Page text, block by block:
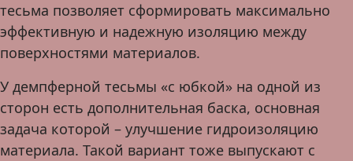
тесьма позволяет сформировать максимально
эффективную и надежную изоляцию между
поверхностями материалов.
У демпферной тесьмы «с юбкой» на одной из
сторон есть дополнительная баска, основная
задача которой – улучшение гидроизоляцию
материала. Такой вариант тоже выпускают с